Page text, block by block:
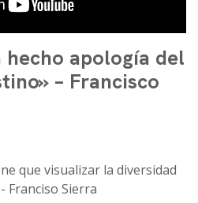
hecho apología del
– Francisco
que visualizar la diversidad
Franciso Sierra